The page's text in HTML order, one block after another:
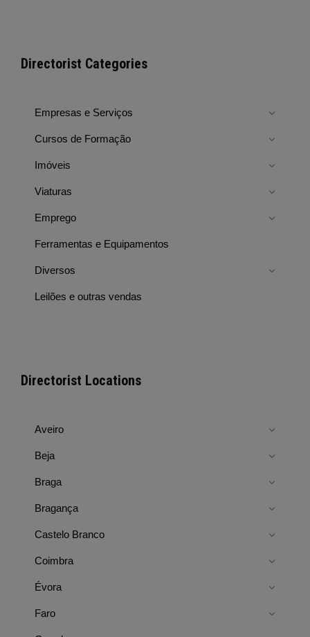
Directorist Categories
Empresas e Serviços
Cursos de Formação
Imóveis
Viaturas
Emprego
Ferramentas e Equipamentos
Diversos
Leilões e outras vendas
Directorist Locations
Aveiro
Beja
Braga
Bragança
Castelo Branco
Coimbra
Évora
Faro